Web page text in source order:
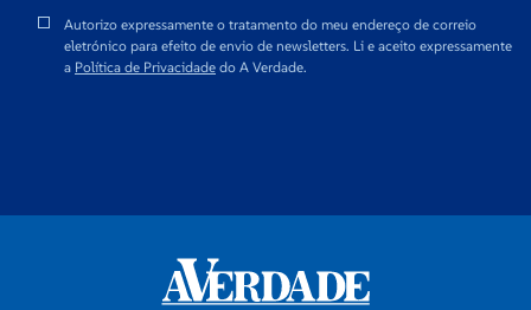
Autorizo expressamente o tratamento do meu endereço de correio
eletrónico para efeito de envio de newsletters. Li e aceito expressamente
a Política de Privacidade do A Verdade.